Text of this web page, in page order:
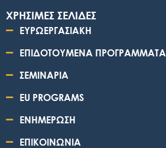
ΧΡΗΣΙΜΕΣ ΣΕΛΙΔΕΣ
ΕΥΡΩΕΡΓΑΣΙΑΚΗ
ΕΠΙΔΟΤΟΥΜΕΝΑ ΠΡΟΓΡΑΜΜΑΤΑ
ΣΕΜΙΝΑΡΙΑ
EU PROGRAMS
ΕΝΗΜΕΡΩΣΗ
ΕΠΙΚΟΙΝΩΝΙΑ